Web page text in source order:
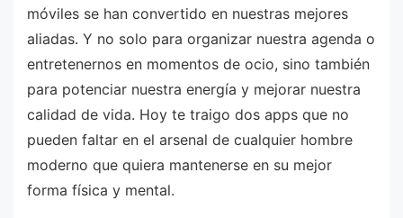
móviles se han convertido en nuestras mejores
aliadas. Y no solo para organizar nuestra agenda o
entretenernos en momentos de ocio, sino también
para potenciar nuestra energía y mejorar nuestra
calidad de vida. Hoy te traigo dos apps que no
pueden faltar en el arsenal de cualquier hombre
moderno que quiera mantenerse en su mejor
forma física y mental.